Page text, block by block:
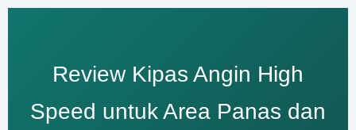
Review Kipas Angin High
Speed untuk Area Panas dan